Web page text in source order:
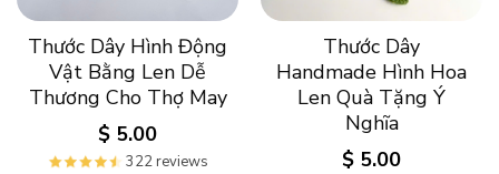
Thước Dây Hình Động
Vật Bằng Len Dễ
Thương Cho Thợ May
$ 5.00
322 reviews
Thước Dây
Handmade Hình Hoa
Len Quà Tặng Ý
Nghĩa
$ 5.00